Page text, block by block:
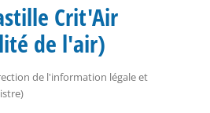
Crit'Air
de l'air)
de l'information légale et